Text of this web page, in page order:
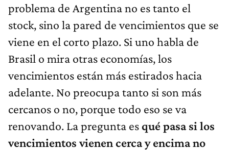
problema de Argentina no es tanto el
stock, sino la pared de vencimientos que se
viene en el corto plazo. Si uno habla de
Brasil o mira otras economías, los
vencimientos están más estirados hacia
adelante. No preocupa tanto si son más
cercanos o no, porque todo eso se va
renovando. La pregunta es qué pasa si los
vencimientos vienen cerca y encima no